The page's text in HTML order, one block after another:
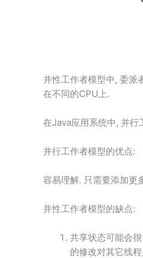
并性工作者模型中, 委派
在不同的CPU上.
在Java应用系统中, 并
并行工作者模型的优点:
容易理解. 只需要添加更
并性工作者模型的缺点:
共享状态可能会
的修改对其它线